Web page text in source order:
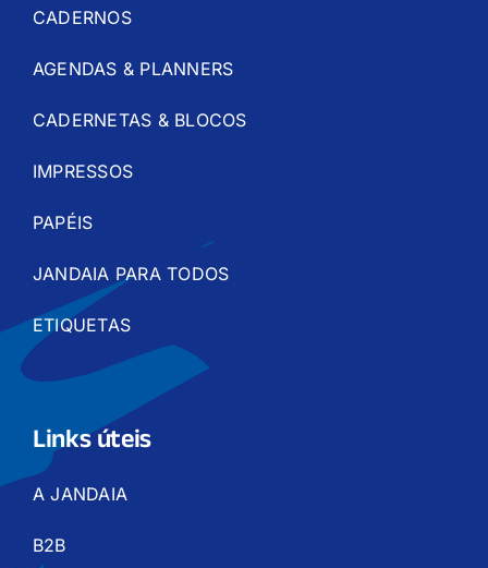
CADERNOS
AGENDAS & PLANNERS
CADERNETAS & BLOCOS
IMPRESSOS
PAPÉIS
JANDAIA PARA TODOS
ETIQUETAS
Links úteis
A JANDAIA
B2B